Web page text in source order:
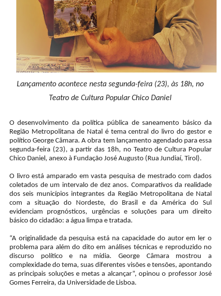
Lançamento acontece nesta segunda-feira (23), às 18h, no
Teatro de Cultura Popular Chico Daniel
O desenvolvimento da política pública de saneamento básico da
Região Metropolitana de Natal é tema central do livro do gestor e
político George Câmara. A obra tem lançamento agendado para essa
segunda-feira (23), a partir das 18h, no Teatro de Cultura Popular
Chico Daniel, anexo à Fundação José Augusto (Rua Jundiaí, Tirol).
O livro está amparado em vasta pesquisa de mestrado com dados
coletados de um intervalo de dez anos. Comparativos da realidade
dos seis municípios integrantes da Região Metropolitana de Natal
com a situação do Nordeste, do Brasil e da América do Sul
evidenciam prognósticos, urgências e soluções para um direito
básico do cidadão: a água limpa e tratada.
“A originalidade da pesquisa está na capacidade do autor em ler o
problema para além do dito em análises técnicas e reproduzido no
discurso político e na mídia. George Câmara mostrou a
complexidade do tema, suas diferentes visões e tensões, apontando
as principais soluções e metas a alcançar”, opinou o professor José
Gomes Ferreira, da Universidade de Lisboa.